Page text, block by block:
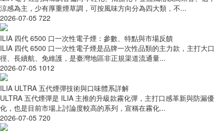
涼感為主，少有厚重煙草調，可按風味方向分為四大類，不...
2026-07-05 722
ILIA 四代 6500 口一次性電子煙：參數、特點與市場反饋
ILIA 四代 6500 口一次性電子煙是品牌一次性品類的主力款，主打大口
徑、長續航、免維護，是臺灣地區非正規渠道流通量...
2026-07-05 1012
ILIA ULTRA 五代煙彈技術與口味體系詳解
ULTRA 五代煙彈是 ILIA 主推的升級款霧化彈，主打口感革新與防漏優
化，也是目前市場上討論度較高的系列，宣稱在霧化...
2026-07-05 720